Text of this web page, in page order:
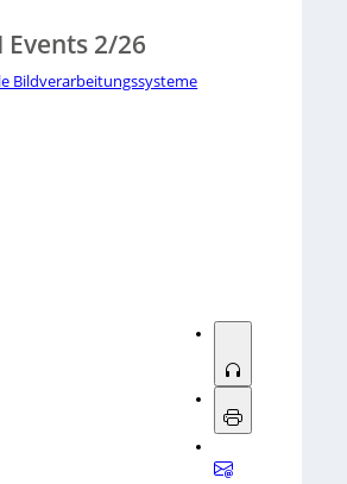
Events 2/26
Bildverarbeitungssysteme